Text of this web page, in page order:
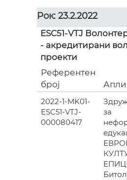
Рок: 23.2.2022
ESC51-VTJ
- акредитирани
проекти
Референтен
број
2022-1-MK01-
ESC51-VTJ-
000080417
за